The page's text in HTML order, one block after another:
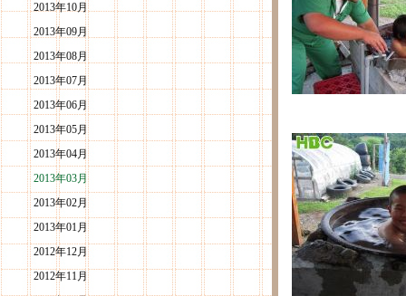
2013年10月
2013年09月
2013年08月
2013年07月
2013年06月
2013年05月
2013年04月
2013年03月
2013年02月
2013年01月
2012年12月
2012年11月